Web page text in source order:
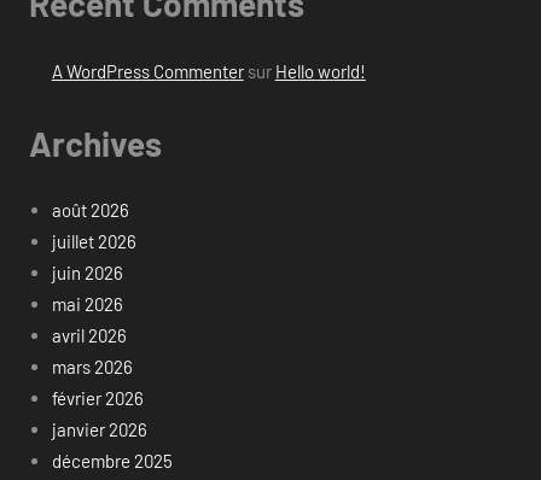
A WordPress Commentersur Hello world!
Archives
août 2026
juillet 2026
juin 2026
mai 2026
avril 2026
mars 2026
février 2026
janvier 2026
décembre 2025